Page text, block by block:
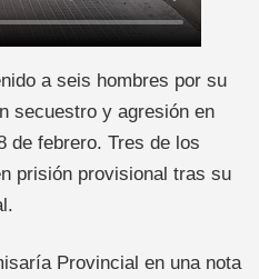
a seis hombres por su
secuestro y agresión en
de febrero. Tres de los
prisión provisional tras su
Provincial en una nota